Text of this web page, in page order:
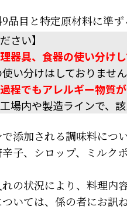
9品目と特定原材料に準
さい】
器具、食器の使い分け
使い分けはしておりませ
程でもアレルギー物質
工場内や製造ラインで、
で添加される調味料につ
子、シロップ、ミルク
れの状況により、料理内
ついては、係の者にお訊